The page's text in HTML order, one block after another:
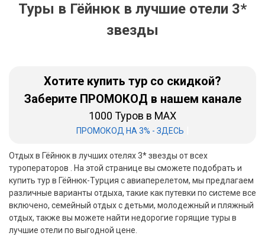
Туры в Гёйнюк в лучшие отели 3*
звезды
Хотите купить тур со скидкой?
Заберите ПРОМОКОД в нашем канале
1000 Туров в MAX
ПРОМОКОД НА 3% - ЗДЕСЬ
Отдых в Гёйнюк в лучших отелях 3* звезды от всех
туроператоров . На этой странице вы сможете подобрать и
купить тур в Гёйнюк-Турция с авиаперелетом, мы предлагаем
различные варианты отдыха, такие как путевки по системе все
включено, семейный отдых с детьми, молодежный и пляжный
отдых, также вы можете найти недорогие горящие туры в
лучшие отели по выгодной цене.
Хайнань
Занзибар
Абхазия
Большой Сочи
Кав Мин Воды